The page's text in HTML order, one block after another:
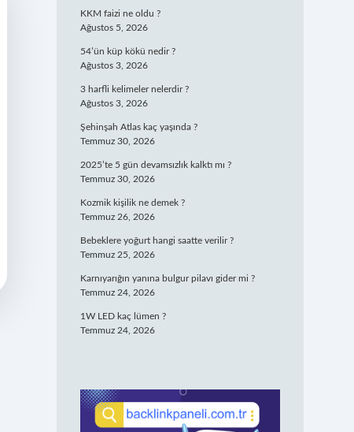
KKM faizi ne oldu ?
Ağustos 5, 2026
54’ün küp kökü nedir ?
Ağustos 3, 2026
3 harfli kelimeler nelerdir ?
Ağustos 3, 2026
Şehinşah Atlas kaç yaşında ?
Temmuz 30, 2026
2025’te 5 gün devamsızlık kalktı mı ?
Temmuz 30, 2026
Kozmik kişilik ne demek ?
Temmuz 26, 2026
Bebeklere yoğurt hangi saatte verilir ?
Temmuz 25, 2026
Karnıyarığın yanına bulgur pilavı gider mi ?
Temmuz 24, 2026
1W LED kaç lümen ?
Temmuz 24, 2026